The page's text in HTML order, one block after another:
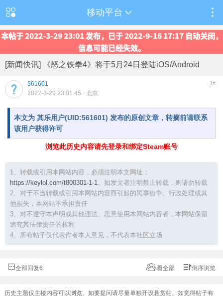
移动平台
本帖于 2022-3-29 23:01 发布，已于 2022-9-16 17:17 自动关闭，
信息可能已经失效。
[新闻快讯] 《怒之铁拳4》将于5月24日登陆iOS/Android
561601 1#
2022-3-29 23:01:45 · 北京
本文为 其乐用户(UID:561601) 发布的原创文章，转摘前请联系
该用户获得许可
浏览此历史内容请先登录和绑定Steam账号
1、转载或引用本网站内容，必须注明本文网址：
https://keylol.com/t800301-1-1。如发文者注明禁止转载，则请勿转载
2、对于不当转载或引用本网站内容而引起的民事纷争、行政处理或其
他损失，本网站不承担责任
3、对不遵守本声明或其他违法、恶意使用本网站内容者，本网站保留
追究其法律责任的权利
4、所有帖子仅代表作者本人意见，不代表本社区立场
全部回复6 看全部 倒序浏览
历史主题仅主楼内容可以浏览。如要提问请尽量单独开设悬赏帖。如觉得帖子有